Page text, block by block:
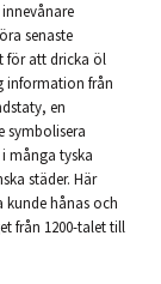
senaste
för att dricka öl
information från
en
symbolisera
många tyska
städer. Här
kunde hånas och
från 1200-talet till